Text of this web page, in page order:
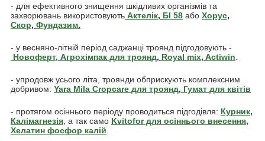
- для ефективного знищення шкідливих організмів та
захворювань використовують Актелік, БІ 58 або Хорус,
Скор, Фундазим.
- у весняно-літній період саджанці троянд підгодовують -
Новоферт, Агрохімпак для троянд, Royal mix, Actiwin
- упродовж усього літа, троянди обприскують комплексним
добривом: Yara Mila Cropcare для троянд, Гумат для квітів
- протягом осіннього періоду проводиться підгодівля: Курник,
Калімагнезія , а так само Kvitofor для осіннього внесення,
Хелатин фосфор калій